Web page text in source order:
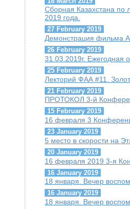
Сборная Казахстана по
2019 года.
27 February 2019
Демонстрация фильма
26 February 2019
31.03.2019г.
25 February 2019
Лекторий ФАА #11.
21 February 2019
ПРОТОКОЛ 3-й
15 February 2019
16 февраля 3
23 January 2019
5 место в скорости на
20 January 2019
16 февраля 2019 3-я
16 January 2019
18 января. Вечер
16 January 2019
18 января. Вечер